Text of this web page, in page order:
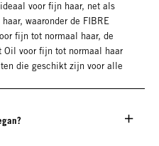
voor fijn haar, net als
waaronder de FIBRE
fijn tot normaal haar, de
Oil voor fijn tot normaal haar
die geschikt zijn voor alle